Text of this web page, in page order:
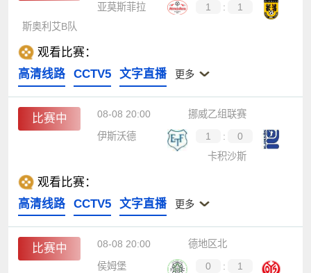
亚莫斯菲拉
1 :
1
斯奥利艾B队
观看比赛：
高清线路
CCTV5 文字直播 更多
比赛中 08-08 20:00
挪威乙组联赛
伊斯沃德
1 :
0
卡积沙斯
观看比赛：
高清线路
CCTV5 文字直播 更多
比赛中 08-08 20:00
德地区北
侯姆堡
0 :
1